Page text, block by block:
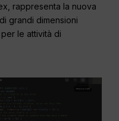
rappresenta la nuova
grandi dimensioni
le attività di